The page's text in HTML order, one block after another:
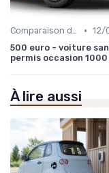
Comparaison des Modèles • 12/
500 euro - voiture
permis occasion
À lire aussi